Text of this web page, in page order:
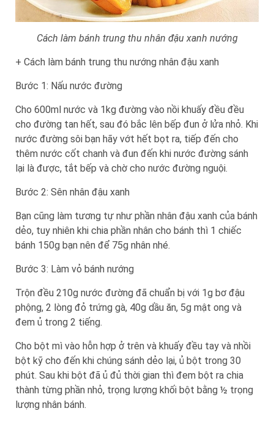
Cách làm bánh trung thu nhân đậu xanh nướng
+ Cách làm bánh trung thu nướng nhân đậu xanh
Bước 1: Nấu nước đường
Cho 600ml nước và 1kg đường vào nồi khuấy đều đều
cho đường tan hết, sau đó bắc lên bếp đun ở lửa nhỏ. Khi
nước đường sôi bạn hãy vớt hết bọt ra, tiếp đến cho
thêm nước cốt chanh và đun đến khi nước đường sánh
lại là được, tắt bếp và chờ cho nước đường nguội.
Bước 2: Sên nhân đậu xanh
Bạn cũng làm tương tự như phần nhân đậu xanh của bánh
dẻo, tuy nhiên khi chia phần nhân cho bánh thì 1 chiếc
bánh 150g bạn nên để 75g nhân nhé.
Bước 3: Làm vỏ bánh nướng
Trộn đều 210g nước đường đã chuẩn bị với 1g bơ đậu
phộng, 2 lòng đỏ trứng gà, 40g dầu ăn, 5g mật ong và
đem ủ trong 2 tiếng.
Cho bột mì vào hỗn hợp ở trên và khuấy đều tay và nhồi
bột kỹ cho đến khi chúng sánh dẻo lại, ủ bột trong 30
phút. Sau khi bột đã ủ đủ thời gian thì đem bột ra chia
thành từng phần nhỏ, trọng lượng khối bột bằng ½ trọng
lượng nhân bánh.